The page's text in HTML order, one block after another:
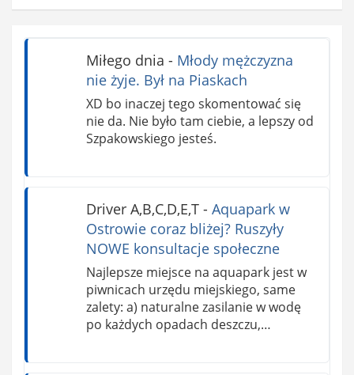
Miłego dnia - Młody mężczyzna
nie żyje. Był na Piaskach
XD bo inaczej tego skomentować się
nie da. Nie było tam ciebie, a lepszy od
Szpakowskiego jesteś.
Driver A,B,C,D,E,T- Aquapark w
Ostrowie coraz bliżej? Ruszyły
NOWE konsultacje społeczne
Najlepsze miejsce na aquapark jest w
piwnicach urzędu miejskiego, same
zalety: a) naturalne zasilanie w wodę
po każdych opadach deszczu,…